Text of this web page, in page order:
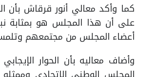
كما وأكد معالي أنور قرقاش بأن
على أن هذا المجلس هو بمثابة
أعضاء المجلس من مجتمعهم
وأضاف معاليه بأن الحوار